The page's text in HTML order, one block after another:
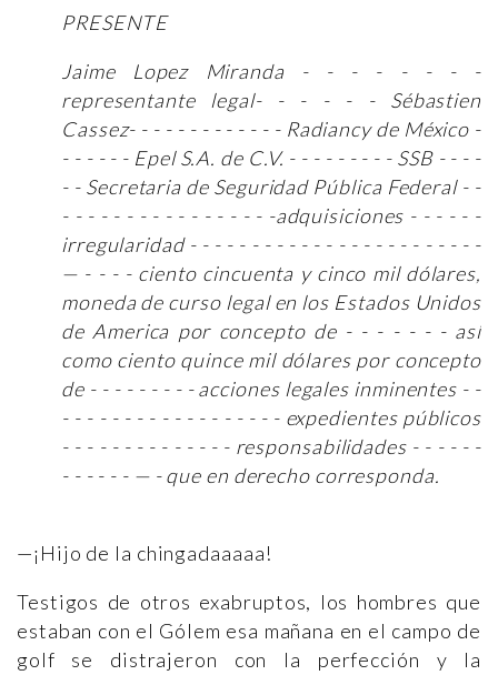
PRESENTE
Jaime Lopez Miranda - - - - - - - -
representante legal- - - - - - Sébastien
Cassez- - - - - - - - - - - - - Radiancy de México -
- - - - - - Epel S.A. de C.V. - - - - - - - - - SSB - - - -
- - Secretaria de Seguridad Pública Federal - -
- - - - - - - - - - - - - - - - -adquisiciones - - - - - -
irregularidad - - - - - - - - - - - - - - - - - - - - - - - -
— - - - - ciento cincuenta y cinco mil dólares,
moneda de curso legal en los Estados Unidos
de America por concepto de - - - - - - - así
como ciento quince mil dólares por concepto
de - - - - - - - - - acciones legales inminentes - -
- - - - - - - - - - - - - - - - - - expedientes públicos
- - - - - - - - - - - - - - responsabilidades - - - - - -
- - - - - - — - que en derecho corresponda.
—¡Hijo de la chingadaaaaa!
Testigos de otros exabruptos, los hombres que
estaban con el Gólem esa mañana en el campo de
golf se distrajeron con la perfección y la